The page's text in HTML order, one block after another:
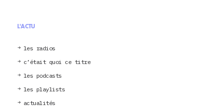
L'ACTU
les radios
c’était quoi ce titre
les podcasts
les playlists
actualités